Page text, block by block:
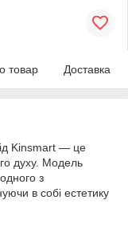
товар Доставка
Kinsmart — це
духу. Модель
з
в собі естетику